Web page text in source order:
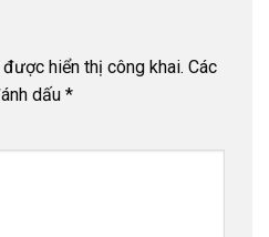
hiển thị công khai. Các
dấu *